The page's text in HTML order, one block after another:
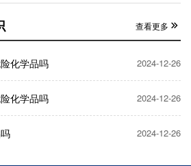
查看更多
化学品吗 2024-12-26
化学品吗 2024-12-26
2024-12-26